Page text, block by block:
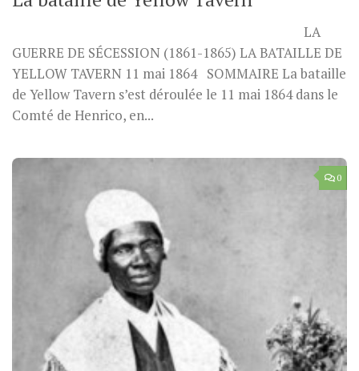
LA
GUERRE DE SÉCESSION (1861-1865) LA BATAILLE DE
YELLOW TAVERN 11 mai 1864 SOMMAIRE La bataille
de Yellow Tavern s’est déroulée le 11 mai 1864 dans le
Comté de Henrico, en...
0